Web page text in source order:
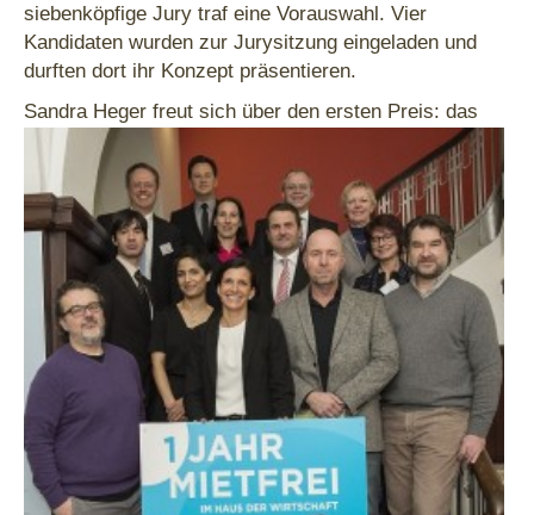
siebenköpfige Jury traf eine Vorauswahl. Vier
Kandidaten wurden zur Jurysitzung eingeladen und
durften dort ihr Konzept präsentieren.
Sandra Heger freut sich über den ersten Preis: das